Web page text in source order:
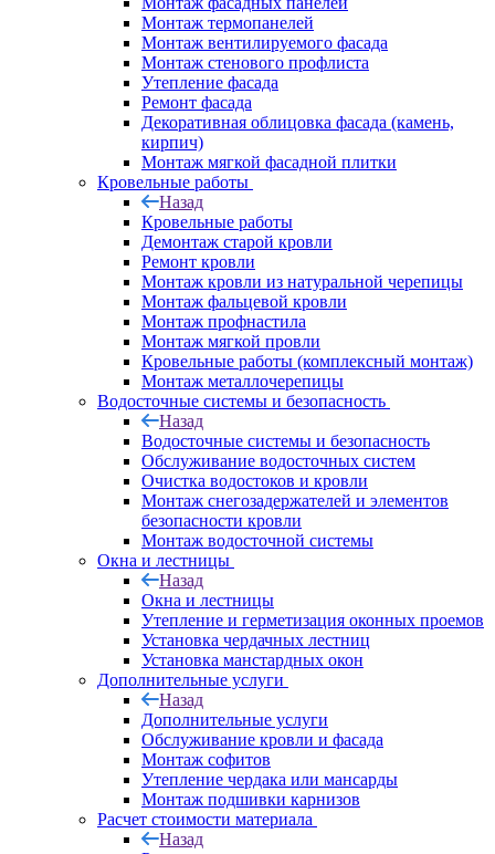
Монтаж термопанелей
Монтаж вентилируемого фасада
Монтаж стенового профлиста
Утепление фасада
Ремонт фасада
Декоративная облицовка фасада (камень,
кирпич)
Монтаж мягкой фасадной плитки
Кровельные работы
Назад
Кровельные работы
Демонтаж старой кровли
Ремонт кровли
Монтаж кровли из натуральной черепицы
Монтаж фальцевой кровли
Монтаж профнастила
Монтаж мягкой провли
Кровельные работы (комплексный монтаж)
Монтаж металлочерепицы
Водосточные системы и безопасность
Назад
Водосточные системы и безопасность
Обслуживание водосточных систем
Очистка водостоков и кровли
Монтаж снегозадержателей и элементов
безопасности кровли
Монтаж водосточной системы
Окна и лестницы
Назад
Окна и лестницы
Утепление и герметизация оконных проемов
Установка чердачных лестниц
Установка манстардных окон
Дополнительные услуги
Назад
Дополнительные услуги
Обслуживание кровли и фасада
Монтаж софитов
Утепление чердака или мансарды
Монтаж подшивки карнизов
Расчет стоимости материала
Назад